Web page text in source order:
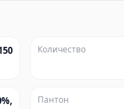
Количество
Пантон